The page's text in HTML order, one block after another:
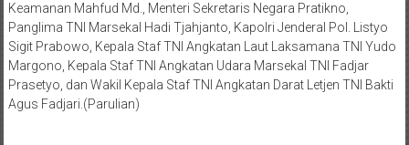
Keamanan Mahfud Md., Menteri Sekretaris Negara Pratikno,
Panglima TNI Marsekal Hadi Tjahjanto, Kapolri Jenderal Pol. Listyo
Sigit Prabowo, Kepala Staf TNI Angkatan Laut Laksamana TNI Yudo
Margono, Kepala Staf TNI Angkatan Udara Marsekal TNI Fadjar
Prasetyo, dan Wakil Kepala Staf TNI Angkatan Darat Letjen TNI Bakti
Agus Fadjari.(Parulian)